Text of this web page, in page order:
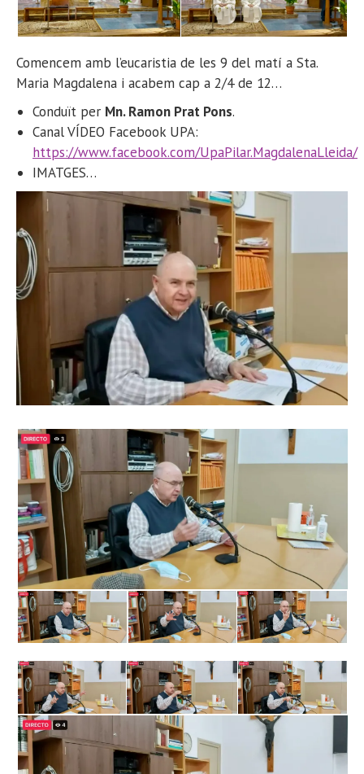
Comencem amb l’eucaristia de les 9 del matí a Sta.
Maria Magdalena i acabem cap a 2/4 de 12…
Conduït per Mn. Ramon Prat Pons.
Canal VÍDEO Facebook UPA:
https://www.facebook.com/UpaPilar.MagdalenaLleida/
IMATGES…